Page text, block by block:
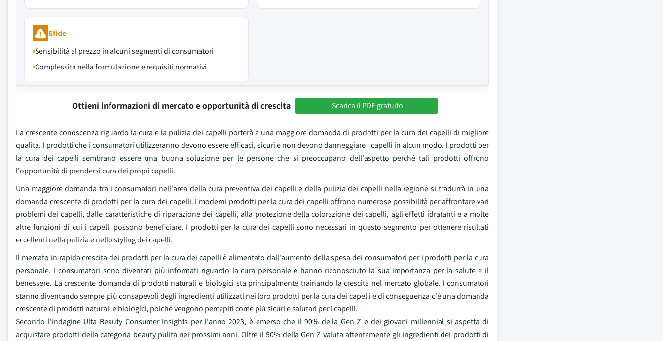
Sfide
Sensibilità al prezzo in alcuni segmenti di consumatori
Complessità nella formulazione e requisiti normativi
Ottieni informazioni di mercato e opportunità di crescita Scarica il PDF gratuito
La crescente conoscenza riguardo la cura e la pulizia dei capelli porterà a una maggiore domanda di prodotti per la cura dei capelli di migliore
qualità. I prodotti che i consumatori utilizzeranno devono essere efficaci, sicuri e non devono danneggiare i capelli in alcun modo. I prodotti per
la cura dei capelli sembrano essere una buona soluzione per le persone che si preoccupano dell'aspetto perché tali prodotti offrono
l'opportunità di prendersi cura dei propri capelli.
Una maggiore domanda tra i consumatori nell'area della cura preventiva dei capelli e della pulizia dei capelli nella regione si tradurrà in una
domanda crescente di prodotti per la cura dei capelli. I moderni prodotti per la cura dei capelli offrono numerose possibilità per affrontare vari
problemi dei capelli, dalle caratteristiche di riparazione dei capelli, alla protezione della colorazione dei capelli, agli effetti idratanti e a molte
altre funzioni di cui i capelli possono beneficiare. I prodotti per la cura dei capelli sono necessari in questo segmento per ottenere risultati
eccellenti nella pulizia e nello styling dei capelli.
Il mercato in rapida crescita dei prodotti per la cura dei capelli è alimentato dall'aumento della spesa dei consumatori per i prodotti per la cura
personale. I consumatori sono diventati più informati riguardo la cura personale e hanno riconosciuto la sua importanza per la salute e il
benessere. La crescente domanda di prodotti naturali e biologici sta principalmente trainando la crescita nel mercato globale. I consumatori
stanno diventando sempre più consapevoli degli ingredienti utilizzati nei loro prodotti per la cura dei capelli e di conseguenza c'è una domanda
crescente di prodotti naturali e biologici, poiché vengono percepiti come più sicuri e salutari per i capelli.
Secondo l'indagine Ulta Beauty Consumer Insights per l'anno 2023, è emerso che il 90% della Gen Z e dei giovani millennial si aspetta di
acquistare prodotti della categoria beauty pulita nei prossimi anni. Oltre il 50% della Gen Z valuta attentamente gli ingredienti dei prodotti di